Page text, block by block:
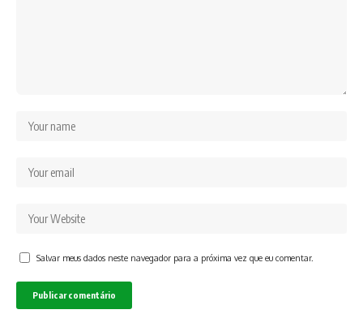
Salvar meus dados neste navegador para a próxima vez que eu comentar.